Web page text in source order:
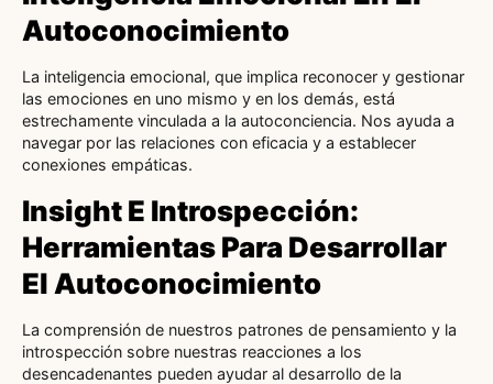
Autoconocimiento
La inteligencia emocional, que implica reconocer y gestionar
las emociones en uno mismo y en los demás, está
estrechamente vinculada a la autoconciencia. Nos ayuda a
navegar por las relaciones con eficacia y a establecer
conexiones empáticas.
Insight E Introspección:
Herramientas Para Desarrollar
El Autoconocimiento
La comprensión de nuestros patrones de pensamiento y la
introspección sobre nuestras reacciones a los
desencadenantes pueden ayudar al desarrollo de la